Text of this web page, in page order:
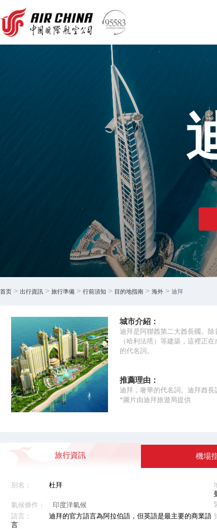
首页 > 出行資訊 > 旅行準備 > 行前須知 > 目的地指南 > 海外 > 迪拜
城市介紹：
迪拜是阿聯酋第二大酋長國。
（哈利法塔）等建築，這裡正
的代名詞。
推薦理由：
迪拜，奢華的代名詞。迪拜酋
*圖片由迪拜旅遊局提供
旅行資訊
别名： 杜拜
氣候條件：
印度洋氣候
語言： 迪拜的官方語言為阿拉伯語，但英語是最主要的商業語
言
機場